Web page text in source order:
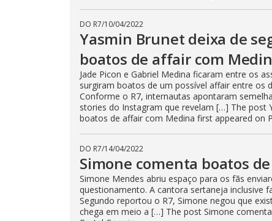
DO R7/10/04/2022
Yasmin Brunet deixa de
boatos de affair com
Jade Picon e Gabriel Medina ficaram entre os
surgiram boatos de um possível affair entre os
Conforme o R7, internautas apontaram
stories do Instagram que revelam […] The post
boatos de affair com Medina first appeared on
DO R7/14/04/2022
Simone comenta boatos
Simone Mendes abriu espaço para os fãs
questionamento. A cantora sertaneja inclusive
Segundo reportou o R7, Simone negou que
chega em meio a […] The post Simone